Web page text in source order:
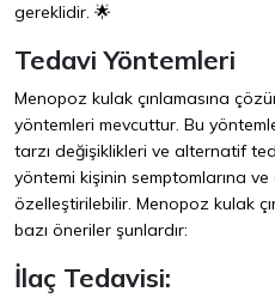
gereklidir. 🌟
Tedavi Yöntemleri
Menopoz kulak çınlamasına
yöntemleri mevcuttur. Bu
tarzı değişiklikleri ve alternatif
yöntemi kişinin semptomlarına
özelleştirilebilir. Menopoz kulak
bazı öneriler şunlardır:
İlaç Tedavisi: